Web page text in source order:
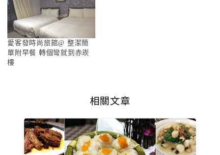
愛客發時尚旅館@ 整潔簡
單附早餐 轉個彎就到赤崁
樓
相關文章